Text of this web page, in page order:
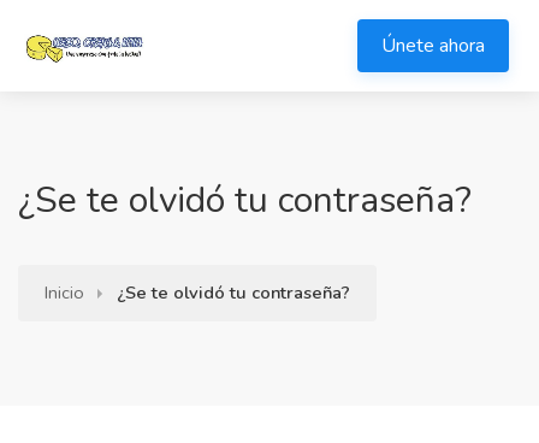
Únete ahora
¿Se te olvidó tu contraseña?
Inicio ¿Se te olvidó tu contraseña?